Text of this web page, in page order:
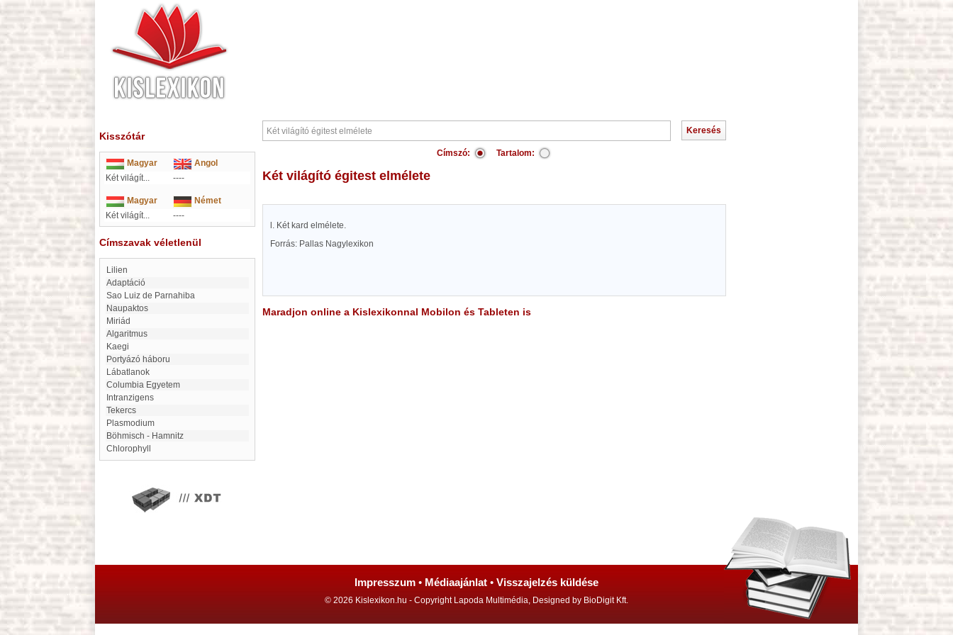
Kisszótár
Magyar
Angol
Két világít...
----
Magyar
Német
Két világít...
----
Címszavak véletlenül
Lilien
adaptáció
Sao Luiz de Parnahiba
Naupaktos
miriád
Algaritmus
Kaegi
Portyázó háboru
Lábatlanok
Columbia Egyetem
intranzigens
Tekercs
Plasmodium
Böhmisch - Hamnitz
chlorophyll
Címszó: Tartalom:
Két világító égitest elmélete
l. Két kard elmélete.
Forrás: Pallas Nagylexikon
Maradjon online a Kislexikonnal Mobilon és Tableten is
Impresszum • Médiaajánlat • Visszajelzés küldése
© 2026 Kislexikon.hu - Copyright Lapoda Multimédia, Designed by BioDigit Kft.